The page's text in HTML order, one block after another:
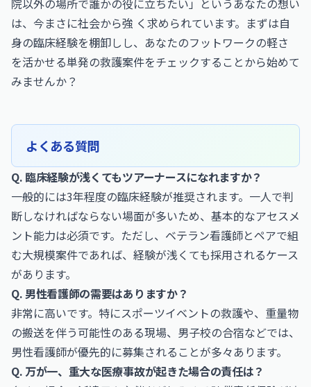
院以外の場所で誰かの役に立ちたい」というあなたの想い
は、今まさに社会から強 く求められています。まずは自
身の臨床経験を棚卸しし、あなたのフットワークの軽さ
を活かせる単発の救護案件をチェックすることから始めて
みませんか？
よくある質問
Q. 臨床経験が浅くてもツアーナースになれますか？
一般的には3年程度の臨床経験が推奨されます。一人で判
断しなければならない場面が多いため、基本的なアセスメ
ント能力は必須です。ただし、ベテラン看護師とペアで組
む大規模案件であれば、経験が浅くても採用されるケース
があります。
Q. 男性看護師の需要はありますか？
非常に高いです。特にスポーツイベントの救護や、重量物
の搬送を伴う可能性のある現場、男子校の合宿などでは、
男性看護師が優先的に募集されることが多々あります。
Q. 万が一、重大な医療事故が起きた場合の責任は？